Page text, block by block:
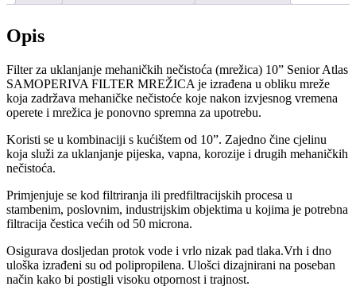
Atlas
količina
Opis
Filter za uklanjanje mehaničkih nečistoća (mrežica) 10” Senior Atlas
SAMOPERIVA FILTER MREŽICA je izrađena u obliku mreže
koja zadržava mehaničke nečistoće koje nakon izvjesnog vremena
operete i mrežica je ponovno spremna za upotrebu.
Koristi se u kombinaciji s kućištem od 10”. Zajedno čine cjelinu
koja služi za uklanjanje pijeska, vapna, korozije i drugih mehaničkih
nečistoća.
Primjenjuje se kod filtriranja ili predfiltracijskih procesa u
stambenim, poslovnim, industrijskim objektima u kojima je potrebna
filtracija čestica većih od 50 microna.
Osigurava dosljedan protok vode i vrlo nizak pad tlaka.Vrh i dno
uloška izrađeni su od polipropilena. Ulošci dizajnirani na poseban
način kako bi postigli visoku otpornost i trajnost.